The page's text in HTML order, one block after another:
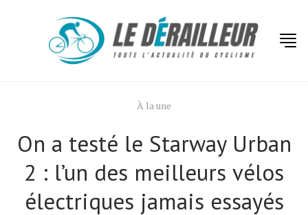
À la une
On a testé le Starway Urban
2 : l’un des meilleurs vélos
électriques jamais essayés